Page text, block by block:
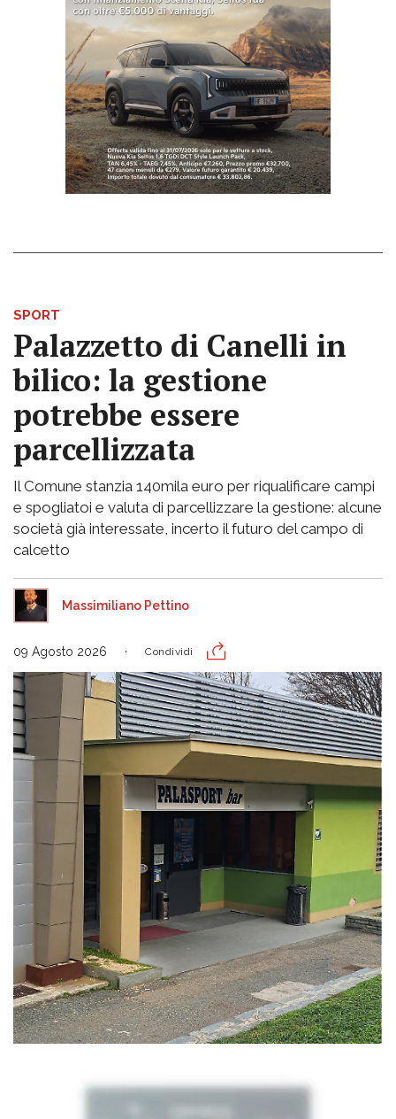
SPORT
Palazzetto di Canelli in
bilico: la gestione
potrebbe essere
parcellizzata
Il Comune stanzia 140mila euro per riqualificare campi
e spogliatoi e valuta di parcellizzare la gestione: alcune
società già interessate, incerto il futuro del campo di
calcetto
Massimiliano Pettino
09 Agosto 2026 Condividi